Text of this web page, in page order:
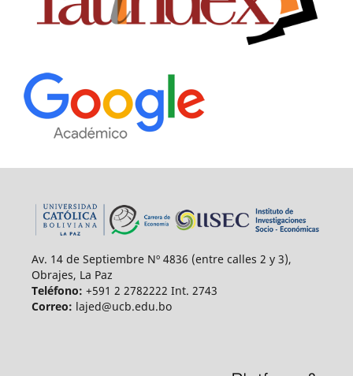
Av. 14 de Septiembre Nº 4836 (entre calles 2 y 3),
Obrajes, La Paz
Teléfono: +591 2 2782222 Int. 2743
Correo: lajed@ucb.edu.bo